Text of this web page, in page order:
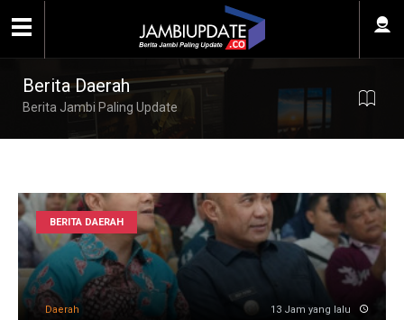
Berita Daerah
Berita Jambi Paling Update
BERITA DAERAH
Daerah 13 Jam yang lalu